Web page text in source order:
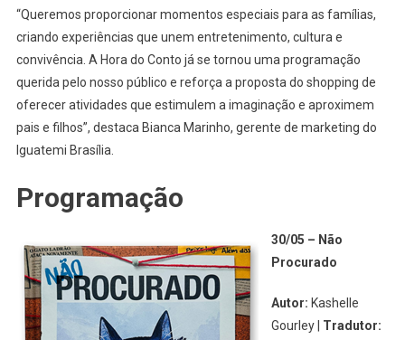
“Queremos proporcionar momentos especiais para as famílias,
criando experiências que unem entretenimento, cultura e
convivência. A Hora do Conto já se tornou uma programação
querida pelo nosso público e reforça a proposta do shopping de
oferecer atividades que estimulem a imaginação e aproximem
pais e filhos”, destaca Bianca Marinho, gerente de marketing do
Iguatemi Brasília.
Programação
30/05 – Não
Procurado
Autor: Kashelle
Gourley |
Tradutor: